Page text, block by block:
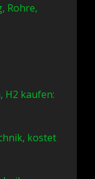
Rohre,
H2 kaufen:
kostet